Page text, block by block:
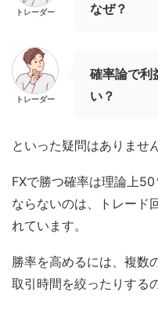
トレーダー
なぜ？
トレーダー
確率論で利
い？
といった疑問はありませ
FXで勝つ確率は理論上
ならないのは、トレード
れています。
勝率を高めるには、複数
取引時間を絞ったりする